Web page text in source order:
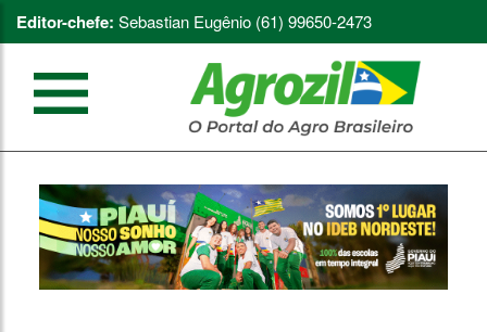
Editor-chefe: Sebastian Eugênio (61) 99650-2473